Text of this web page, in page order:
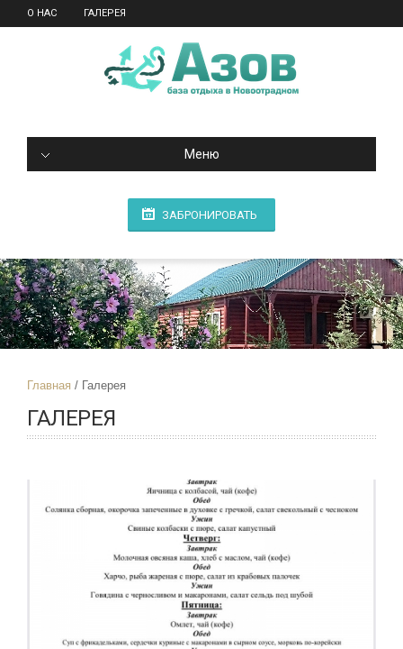
О НАС ГАЛЕРЕЯ
Меню
ЗАБРОНИРОВАТЬ
Главная Галерея
ГАЛЕРЕЯ